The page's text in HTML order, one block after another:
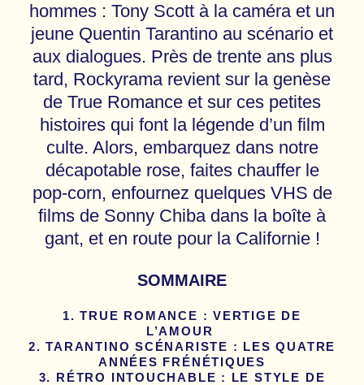
hommes : Tony Scott à la caméra et un
jeune Quentin Tarantino au scénario et
aux dialogues. Près de trente ans plus
tard, Rockyrama revient sur la genèse
de True Romance et sur ces petites
histoires qui font la légende d’un film
culte. Alors, embarquez dans notre
décapotable rose, faites chauffer le
pop-corn, enfournez quelques VHS de
films de Sonny Chiba dans la boîte à
gant, et en route pour la Californie !
SOMMAIRE
TRUE ROMANCE : VERTIGE DE
L’AMOUR
TARANTINO SCÉNARISTE : LES QUATRE
ANNÉES FRÉNÉTIQUES
RÉTRO INTOUCHABLE : LE STYLE DE